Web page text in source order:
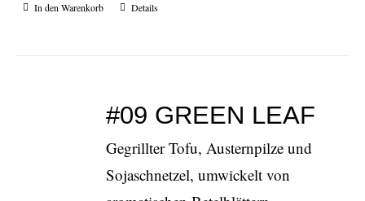
In den Warenkorb Details
#09 GREEN LEAF
Gegrillter Tofu, Austernpilze und
Sojaschnetzel, umwickelt von